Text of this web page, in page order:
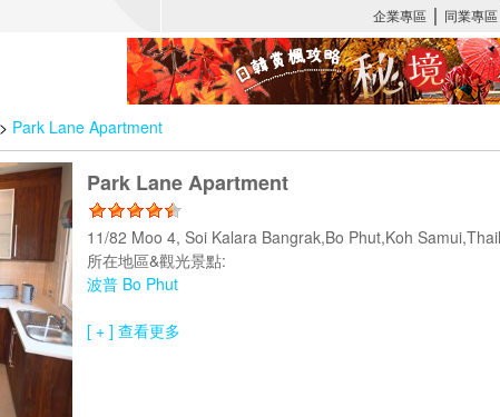
> Park Lane Apartment
Park Lane Apartment
11/82 Moo 4, Soi Kalara Bangrak,Bo Phut,Koh
所在地區&觀光景點:
波普 Bo Phut
[ + ] 查看更多